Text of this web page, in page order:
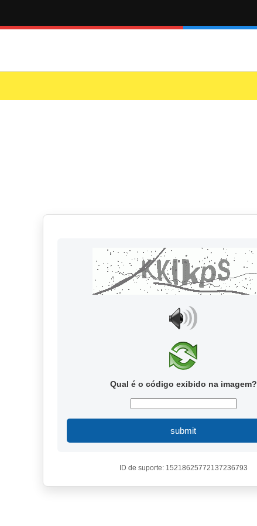
Qual é o código exibido na imagem?
submit
ID de suporte: 15218625772137236793